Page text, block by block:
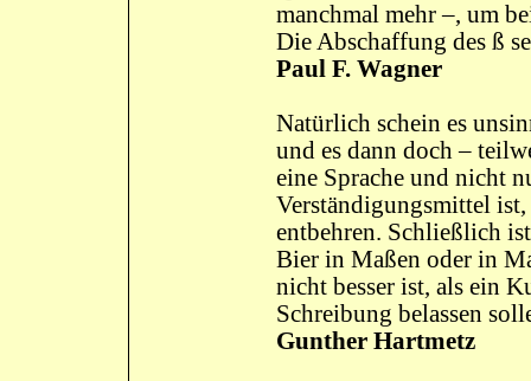
manchmal mehr –, um
Die Abschaffung des ß
Paul F. Wagner
Natürlich schein es
und es dann doch –
eine Sprache und nicht
Verständigungsmittel
entbehren. Schließlich
Bier in Maßen oder in
nicht besser ist, als ein
Schreibung belassen
Gunther Hartmetz